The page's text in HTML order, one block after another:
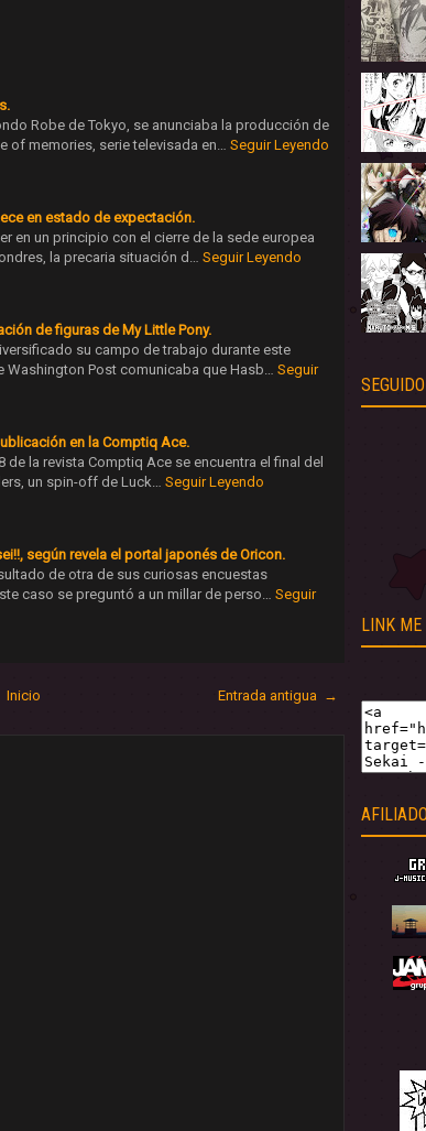
Robe de Tokyo, se anunciaba la producción de
of memories, serie televisada en… Seguir Leyendo
en estado de expectación.
en un principio con el cierre de la sede europea
la precaria situación d… Seguir Leyendo
de figuras de My Little Pony.
su campo de trabajo durante este
Washington Post comunicaba que Hasb… Seguir
en la Comptiq Ace.
la revista Comptiq Ace se encuentra el final del
un spin-off de Luck… Seguir Leyendo
según revela el portal japonés de Oricon.
de otra de sus curiosas encuestas
caso se preguntó a un millar de perso… Seguir
Entrada antigua →
Inicio
LINK ME